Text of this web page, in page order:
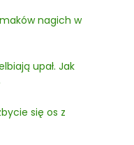
nagich w
upał. Jak
się os z